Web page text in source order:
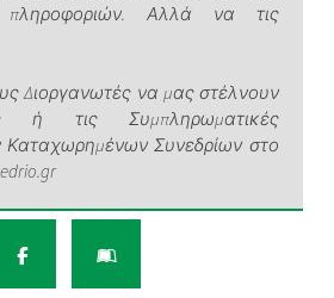
Αλλά να τις
Διοργανωτές να μας στέλνουν
ή τις Συμπληρωματικές
Καταχωρημένων Συνεδρίων στο